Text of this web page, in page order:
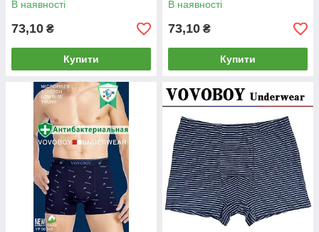
В наявності
73,10 ₴
Купити
В наявності
73,10 ₴
Купити